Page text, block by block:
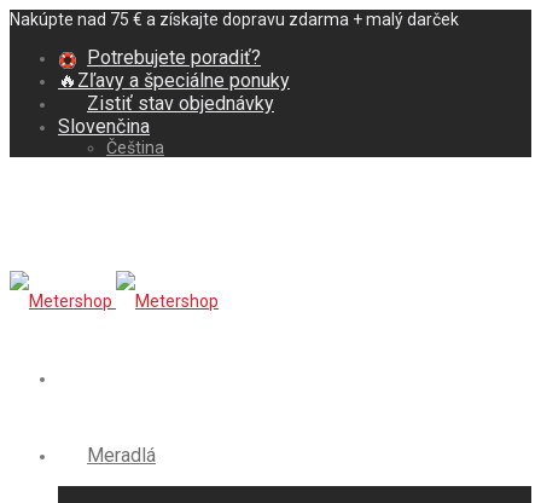
Nakúpte nad 75 € a získajte dopravu zdarma + malý darček
Potrebujete poradiť?
🔥Zľavy a špeciálne ponuky
Zistiť stav objednávky
Slovenčina
Čeština
Meradlá